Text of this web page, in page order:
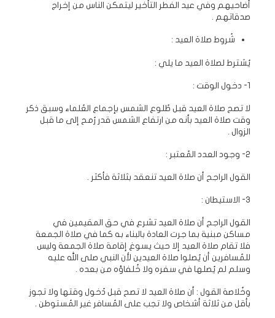
أضاحيهم وفي عيد الفطر التأخير ليتمكن الناس من إخراج
صدقاتهم .
شُروط صلاة العيد :
يُشترط لصلاة العيد ما يلي :
1- دخول الوقت :
لا تصح صلاة العيد قبل طُلوع الشمس بإجماع العُلماء وسبق ذكر
وقت صلاة العيد بأنه من ارتفاع الشمس قدر رُمح إلى ما قبل
الزوال .
2- وجود العدد المُعتبر :
القول الراجح أن صلاة العيد تنعقد بثلاثة فأكثر .
3- الاستيطان :
القول الراجح أن صلاة العيد تشرع في حق المقيمين في
مساكن مبنية بما جرت العادة بالبناء به كما في صلاة الجمعة
فلا تقام صلاة العيد إلا حيث يسوغ إقامة صلاة الجمعة وليس
للمُسافرين أن يُصلوا صلاة العيدين لأن النبي صلى الله عليه
وسلم لم يُصلها في سفره ولا خُلفاؤه من بعده .
وخُلاصة القول : أن صلاة العيد لا تصح قبل دُخول وقتها ولا تجوز
بأقل من ثلاثة أشخاص ولا تجب على المُسافر غير المُستوطن .